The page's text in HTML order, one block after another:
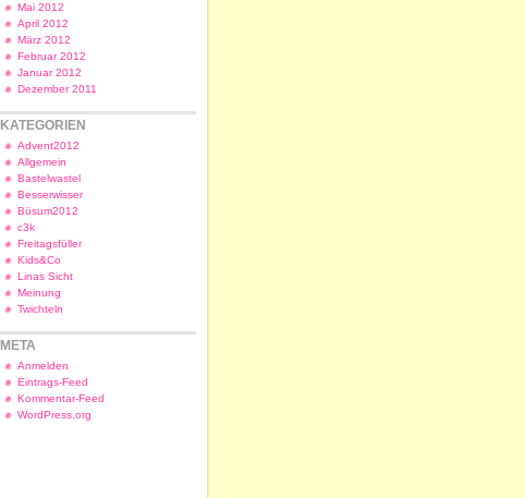
Mai 2012
April 2012
März 2012
Februar 2012
Januar 2012
Dezember 2011
KATEGORIEN
Advent2012
Allgemein
Bastelwastel
Besserwisser
Büsum2012
c3k
Freitagsfüller
Kids&Co
Linas Sicht
Meinung
Twichteln
META
Anmelden
Eintrags-Feed
Kommentar-Feed
WordPress.org